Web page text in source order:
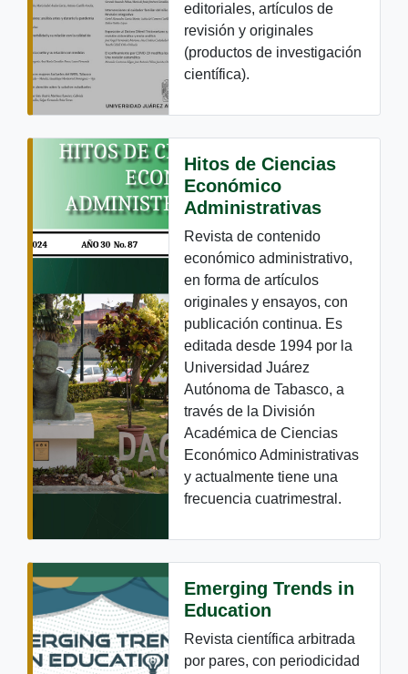
editoriales, artículos de
revisión y originales
(productos de investigación
científica).
Hitos de Ciencias
Económico
Administrativas
Revista de contenido
económico administrativo,
en forma de artículos
originales y ensayos, con
publicación continua. Es
editada desde 1994 por la
Universidad Juárez
Autónoma de Tabasco, a
través de la División
Académica de Ciencias
Económico Administrativas
y actualmente tiene una
frecuencia cuatrimestral.
Emerging Trends in
Education
Revista científica arbitrada
por pares, con periodicidad